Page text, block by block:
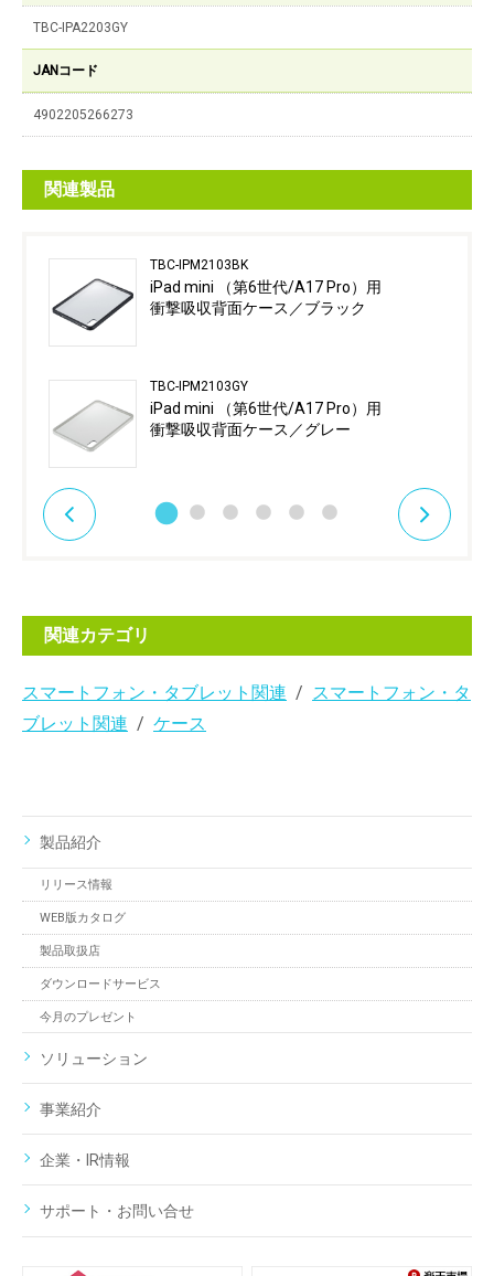
TBC-IPA2203GY
JANコード
4902205266273
関連製品
TBC-IPM2103BK
iPad mini （第6世代/A17 Pro）用
衝撃吸収背面ケース／ブラック
TBC-IPM2103GY
iPad mini （第6世代/A17 Pro）用
衝撃吸収背面ケース／グレー
関連カテゴリ
スマートフォン・タブレット関連
スマートフォン・タ
ブレット関連
ケース
製品紹介
リリース情報
WEB版カタログ
製品取扱店
ダウンロードサービス
今月のプレゼント
ソリューション
事業紹介
企業・IR情報
サポート・お問い合せ